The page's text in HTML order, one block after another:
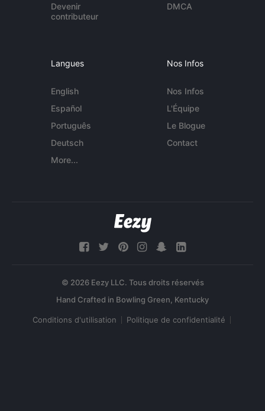
Devenir
contributeur
DMCA
Langues
English
Español
Português
Deutsch
More...
Nos Infos
Nos Infos
L'Équipe
Le Blogue
Contact
© 2026 Eezy LLC. Tous droits réservés
Conditions d'utilisation Politique de confidentialité